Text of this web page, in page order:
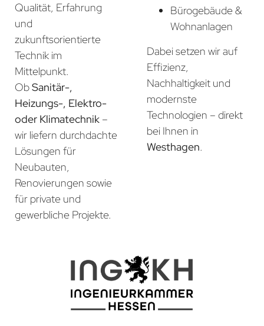
Qualität, Erfahrung
und
zukunftsorientierte
Technik im
Mittelpunkt.
ObSanitär-,
Heizungs-, Elektro-
oder Klimatechnik –
wir liefern durchdachte
Lösungen für
Neubauten,
Renovierungen sowie
für private und
gewerbliche Projekte.
Bürogebäude &
Wohnanlagen
Dabei setzen wir auf
Effizienz,
Nachhaltigkeit und
modernste
Technologien – direkt
bei Ihnen in
Westhagen.